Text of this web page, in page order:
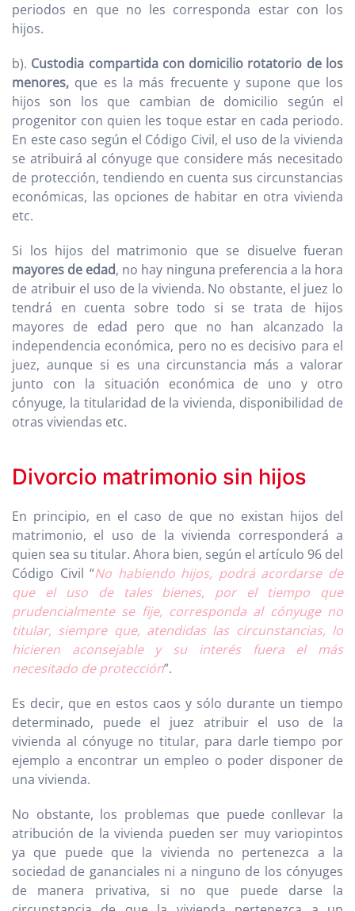
periodos en que no les corresponda estar con los
hijos.
b). Custodia compartida con domicilio rotatorio de los
menores, que es la más frecuente y supone que los
hijos son los que cambian de domicilio según el
progenitor con quien les toque estar en cada periodo.
En este caso según el Código Civil, el uso de la vivienda
se atribuirá al cónyuge que considere más necesitado
de protección, tendiendo en cuenta sus circunstancias
económicas, las opciones de habitar en otra vivienda
etc.
Si los hijos del matrimonio que se disuelve fueran
mayores de edad, no hay ninguna preferencia a la hora
de atribuir el uso de la vivienda. No obstante, el juez lo
tendrá en cuenta sobre todo si se trata de hijos
mayores de edad pero que no han alcanzado la
independencia económica, pero no es decisivo para el
juez, aunque si es una circunstancia más a valorar
junto con la situación económica de uno y otro
cónyuge, la titularidad de la vivienda, disponibilidad de
otras viviendas etc.
Divorcio matrimonio sin hijos
En principio, en el caso de que no existan hijos del
matrimonio, el uso de la vivienda corresponderá a
quien sea su titular. Ahora bien, según el artículo 96 del
Código Civil “No habiendo hijos, podrá acordarse de
que el uso de tales bienes, por el tiempo que
prudencialmente se fije, corresponda al cónyuge no
titular, siempre que, atendidas las circunstancias, lo
hicieren aconsejable y su interés fuera el más
necesitado de protección”.
Es decir, que en estos caos y sólo durante un tiempo
determinado, puede el juez atribuir el uso de la
vivienda al cónyuge no titular, para darle tiempo por
ejemplo a encontrar un empleo o poder disponer de
una vivienda.
No obstante, los problemas que puede conllevar la
atribución de la vivienda pueden ser muy variopintos
ya que puede que la vivienda no pertenezca a la
sociedad de gananciales ni a ninguno de los cónyuges
de manera privativa, si no que puede darse la